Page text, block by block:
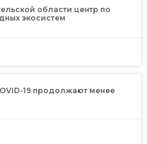
области центр по
экосистем
19 продолжают менее